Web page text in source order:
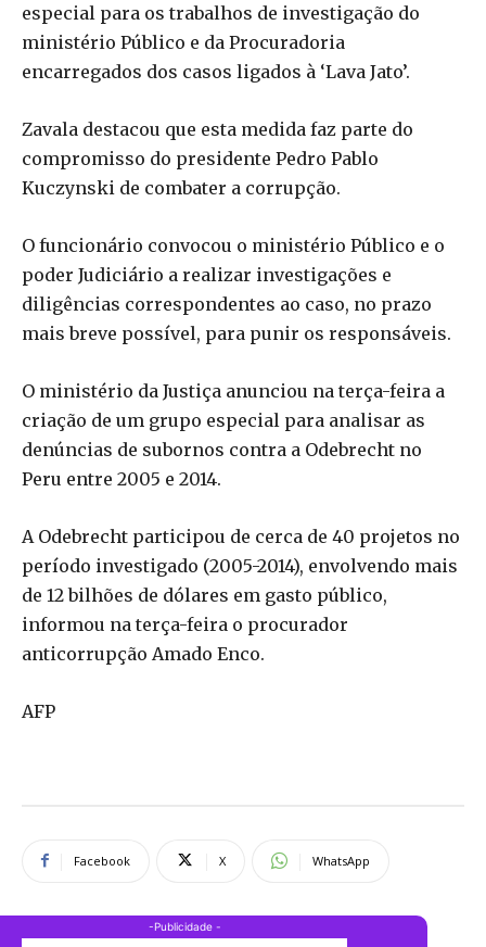
especial para os trabalhos de investigação do
ministério Público e da Procuradoria
encarregados dos casos ligados à ‘Lava Jato’.
Zavala destacou que esta medida faz parte do
compromisso do presidente Pedro Pablo
Kuczynski de combater a corrupção.
O funcionário convocou o ministério Público e o
poder Judiciário a realizar investigações e
diligências correspondentes ao caso, no prazo
mais breve possível, para punir os responsáveis.
O ministério da Justiça anunciou na terça-feira a
criação de um grupo especial para analisar as
denúncias de subornos contra a Odebrecht no
Peru entre 2005 e 2014.
A Odebrecht participou de cerca de 40 projetos no
período investigado (2005-2014), envolvendo mais
de 12 bilhões de dólares em gasto público,
informou na terça-feira o procurador
anticorrupção Amado Enco.
AFP
Facebook X WhatsApp
-Publicidade -